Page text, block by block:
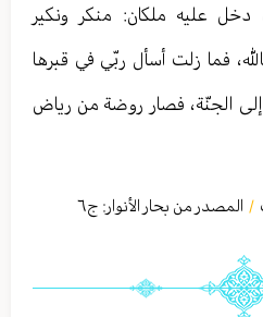
عليه ملكان: منكر ونكير
فما زلت أسأل ربّي في قبرها
الجنّة، فصار روضة من رياض
/ المصدر من بحار الأنوار: ج٦